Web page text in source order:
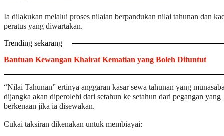
Ia dilakukan melalui proses nilaian berpandukan nilai tahunan dan
peratus yang diwartakan.
Trending sekarang
Bantuan Kewangan Khairat Kematian yang Boleh Dituntut
“Nilai Tahunan” ertinya anggaran kasar sewa tahunan yang
dijangka akan diperolehi dari setahun ke setahun dari pegangan yang
berkenaan jika ia disewakan.
Cukai taksiran dikenakan untuk membiayai: